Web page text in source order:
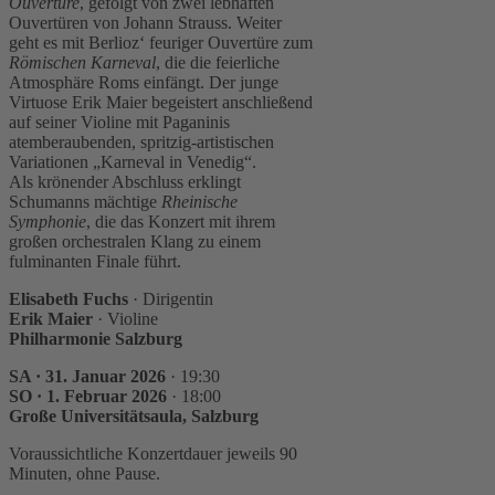
Ouvertüren von Johann Strauss. Weiter
geht es mit Berlioz‘ feuriger Ouvertüre zum
Römischen Karneval, die die feierliche
Atmosphäre Roms einfängt. Der junge
Virtuose Erik Maier begeistert anschließend
auf seiner Violine mit Paganinis
atemberaubenden, spritzig-artistischen
Variationen „Karneval in Venedig“.
Als krönender Abschluss erklingt
Schumanns mächtige Rheinische
Symphonie, die das Konzert mit ihrem
großen orchestralen Klang zu einem
fulminanten Finale führt.
Elisabeth Fuchs · Dirigentin
Erik Maier · Violine
Philharmonie Salzburg
SA · 31. Januar 2026 · 19:30
SO · 1. Februar 2026 · 18:00
Große Universitätsaula, Salzburg
Voraussichtliche Konzertdauer jeweils 90
Minuten, ohne Pause.